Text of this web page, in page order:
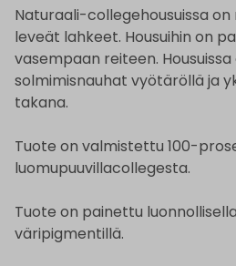
Naturaali-collegehousuissa on
leveät lahkeet. Housuihin on
vasempaan reiteen.
solmimisnauhat vyötäröllä ja
takana.
Tuote on valmistettu 100-
luomupuuvillacollegesta.
Tuote on painettu
väripigmentillä.